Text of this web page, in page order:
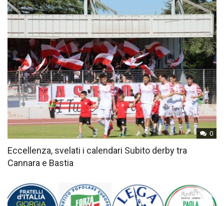
0
Eccellenza, svelati i calendari Subito derby tra
Cannara e Bastia